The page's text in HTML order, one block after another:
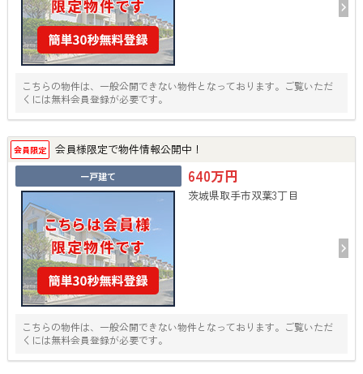
こちらの物件は、一般公開できない物件となっております。ご覧いただ
くには無料会員登録が必要です。
会員限定 会員様限定で物件情報公開中！
一戸建て 640万円
茨城県取手市双葉3丁目
こちらの物件は、一般公開できない物件となっております。ご覧いただ
くには無料会員登録が必要です。